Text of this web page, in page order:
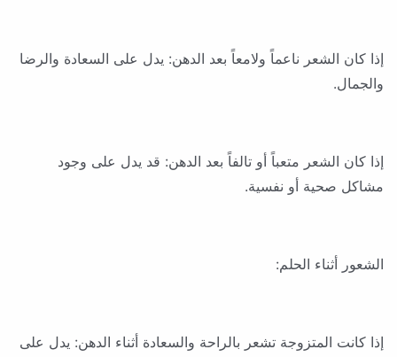
إذا كان الشعر ناعماً ولامعاً بعد الدهن: يدل على السعادة والرضا
والجمال.
إذا كان الشعر متعباً أو تالفاً بعد الدهن: قد يدل على وجود
مشاكل صحية أو نفسية.
الشعور أثناء الحلم:
إذا كانت المتزوجة تشعر بالراحة والسعادة أثناء الدهن: يدل على